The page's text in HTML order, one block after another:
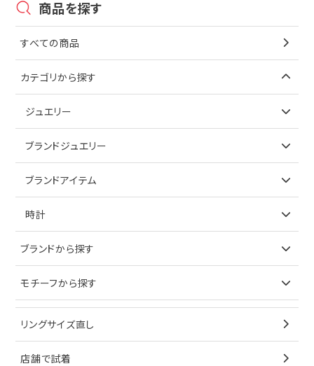
商品を探す
すべての商品
カテゴリから探す
ジュエリー
アイテムで探す
ブレスレット
ペンダントトップ
ブランドジュエリー
アイテムで探す
イヤリング
ブレスレット
ブランドアイテム
アイテムで探す
キーケース
サングラス
時計
ブランドで探す
オメガ
シャネル
ブランドから探す
ティファニー
ブルガリ
カルティエ
モチーフから探す
星
リングサイズ直し
店舗で試着